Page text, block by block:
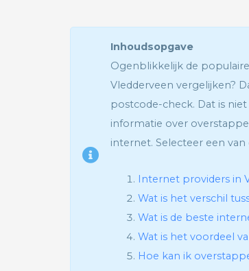
Inhoudsopgave
Ogenblikkelijk de
Vledderveen vergelijken?
postcode-check. Dat is
informatie over
internet. Selecteer een van
Internet providers in
Wat is het verschil
Wat is de beste
Wat is het voordeel
Hoe kan ik